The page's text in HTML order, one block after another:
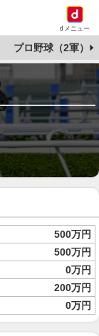
dメニュー
プロ野球（2軍）
500万円
500万円
0万円
200万円
0万円